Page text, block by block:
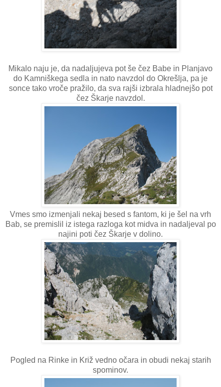
Mikalo naju je, da nadaljujeva pot še čez Babe in Planjavo
do Kamniškega sedla in nato navzdol do Okrešlja, pa je
sonce tako vroče pražilo, da sva rajši izbrala hladnejšo pot
čez Škarje navzdol.
Vmes smo izmenjali nekaj besed s fantom, ki je šel na vrh
Bab, se premislil iz istega razloga kot midva in nadaljeval po
najini poti čez Škarje v dolino.
Pogled na Rinke in Križ vedno očara in obudi nekaj starih
spominov.